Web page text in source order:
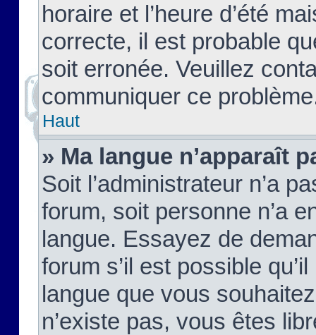
horaire et l’heure d’été
correcte, il est probable
soit erronée. Veuillez
communiquer ce
Haut
» Ma langue n’apparaît
Soit l’administrateur n’a
forum, soit personne n’a
langue. Essayez de
forum s’il est possible
langue que vous
n’existe pas, vous êtes